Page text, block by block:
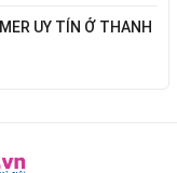
UY TÍN Ở THANH